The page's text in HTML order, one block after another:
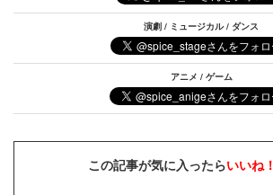
演劇 / ミュージカル / ダンス
アニメ / ゲーム
この記事が気に入ったらいいね！